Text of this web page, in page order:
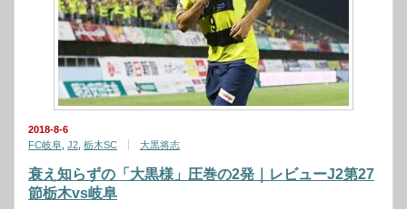
2018-8-6
FC岐阜 J2 栃木SC 大黒将志
衰え知らずの「大黒様」圧巻の2発｜レビューJ2第27
節栃木vs岐阜